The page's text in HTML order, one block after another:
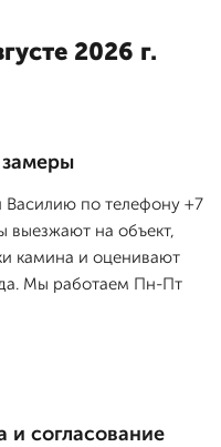
2026 г.
Василию по телефону +7
выезжают на объект,
камина и оценивают
Мы работаем Пн-Пт
и согласование